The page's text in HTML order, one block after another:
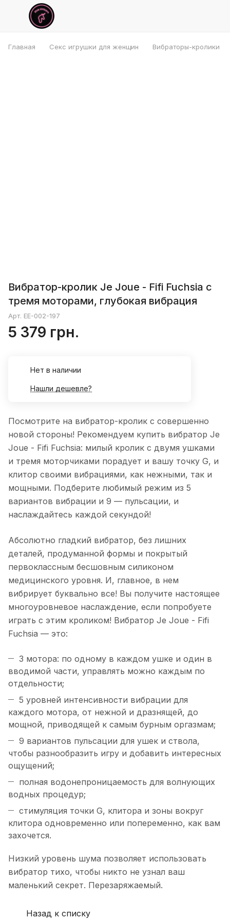
Главная Секс игрушки для женщин Вибраторы-кролики
Вибратор-кролик Je Joue - Fifi Fuchsia с
тремя моторами, глубокая вибрация
Арт. EE-002-197
5 379 грн.
Нет в наличии
Нашли дешевле?
Посмотрите на вибратор-кролик с совершенно
новой стороны! Рекомендуем купить вибратор Je
Joue - Fifi Fuchsia: милый кролик с двумя ушками
и тремя моторчиками порадует и вашу точку G, и
клитор своими вибрациями, как нежными, так и
мощными. Подберите любимый режим из 5
вариантов вибрации и 9 — пульсации, и
наслаждайтесь каждой секундой!
Абсолютно гладкий вибратор, без лишних
деталей, продуманной формы и покрытый
первоклассным бесшовным силиконом
медицинского уровня. И, главное, в нем
вибрирует буквально все! Вы получите настоящее
многоуровневое наслаждение, если попробуете
играть с этим кроликом! Вибратор Je Joue - Fifi
Fuchsia — это:
3 мотора: по одному в каждом ушке и один в
вводимой части, управлять можно каждым по
отдельности;
5 уровней интенсивности вибрации для
каждого мотора, от нежной и дразнящей, до
мощной, приводящей к самым бурным оргазмам;
9 вариантов пульсации для ушек и ствола,
чтобы разнообразить игру и добавить интересных
ощущений;
полная водонепроницаемость для волнующих
водных процедур;
стимуляция точки G, клитора и зоны вокруг
клитора одновременно или попеременно, как вам
захочется.
Низкий уровень шума позволяет использовать
вибратор тихо, чтобы никто не узнал ваш
маленький секрет. Перезаряжаемый.
Назад к списку